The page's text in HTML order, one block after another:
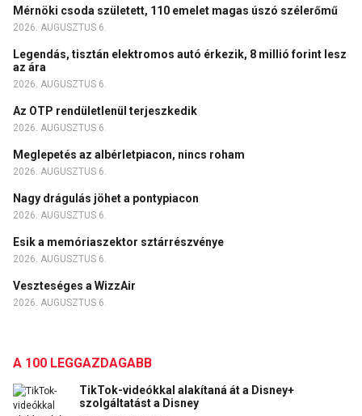
Mérnöki csoda született, 110 emelet magas úszó szélerőmű
2026. AUGUSZTUS 6.
Legendás, tisztán elektromos autó érkezik, 8 millió forint lesz
az ára
2026. AUGUSZTUS 6.
Az OTP rendületlenül terjeszkedik
2026. AUGUSZTUS 6.
Meglepetés az albérletpiacon, nincs roham
2026. AUGUSZTUS 6.
Nagy drágulás jöhet a pontypiacon
2026. AUGUSZTUS 6.
Esik a memóriaszektor sztárrészvénye
2026. AUGUSZTUS 6.
Veszteséges a WizzAir
2026. AUGUSZTUS 6.
A 100 LEGGAZDAGABB
TikTok-videókkal alakítaná át a Disney+
szolgáltatást a Disney